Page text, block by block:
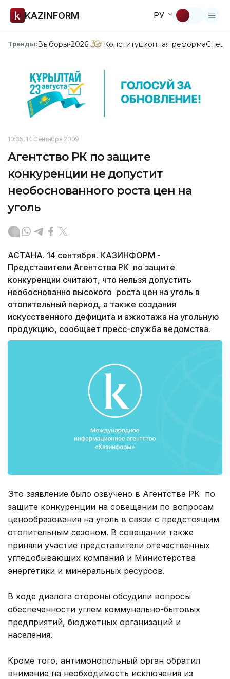
KAZINFORM РУ
Тренды:Выборы-2026 Конституционная реформа
10:35, 14 Сентября 2009
Агентство РК по защите
конкуренции не допустит
необоснованного роста цен на
уголь
АСТАНА. 14 сентября. КАЗИНФОРМ -
Представители Агентства РК по защите
конкуренции считают, что нельзя допустить
необоснованно высокого роста цен на уголь в
отопительный период, а также создания
искусственного дефицита и ажиотажа на угольную
продукцию, сообщает пресс-служба ведомства.
Это заявление было озвучено в Агентстве РК по
защите конкуренции на совещании по вопросам
ценообразования на уголь в связи с предстоящим
отопительным сезоном. В совещании также
приняли участие представители отечественных
угледобывающих компаний и Министерства
энергетики и минеральных ресурсов.
В ходе диалога стороны обсудили вопросы
обеспеченности углем коммунально-бытовых
предприятий, бюджетных организаций и
населения.
Кроме того, антимонопольный орган обратил
внимание на необходимость исключения из